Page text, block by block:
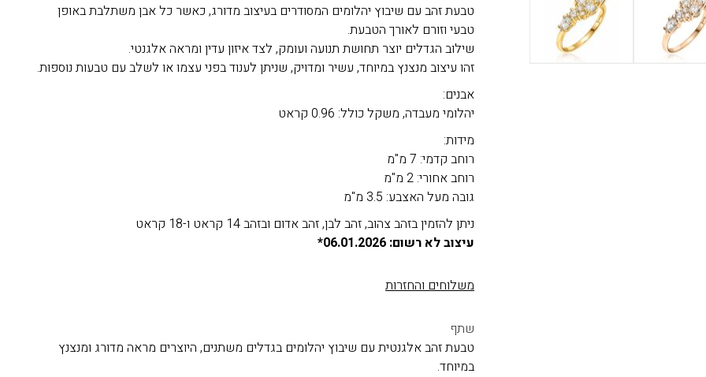
טבעת זהב עם שיבוץ יהלומים המסודרים בעיצוב מדורג, כאשר כל אבן משתלבת באופן
טבעי וזורם לאורך הטבעת.
שילוב הגדלים יוצר תחושת תנועה ועומק, לצד איזון עדין ומראה אלגנטי.
זהו עיצוב מנצנץ במיוחד, עשיר ומדויק, שניתן לענוד בפני עצמו או לשלב עם טבעות נוספות.
אבנים:
יהלומי מעבדה, משקל כולל: 0.96 קראט
מידות:
רוחב קדמי: 7 מ"מ
רוחב אחורי: 2 מ"מ
גובה מעל האצבע: 3.5 מ"מ
ניתן להזמין בזהב צהוב, זהב לבן, זהב אדום ובזהב 14 קראט ו-18 קראט
עיצוב לא רשום: 06.01.2026*
משלוחים והחזרות
שתף
טבעת זהב אלגנטית עם שיבוץ יהלומים בגדלים משתנים, היוצרים מראה מדורג ומנצנץ
במיוחד.